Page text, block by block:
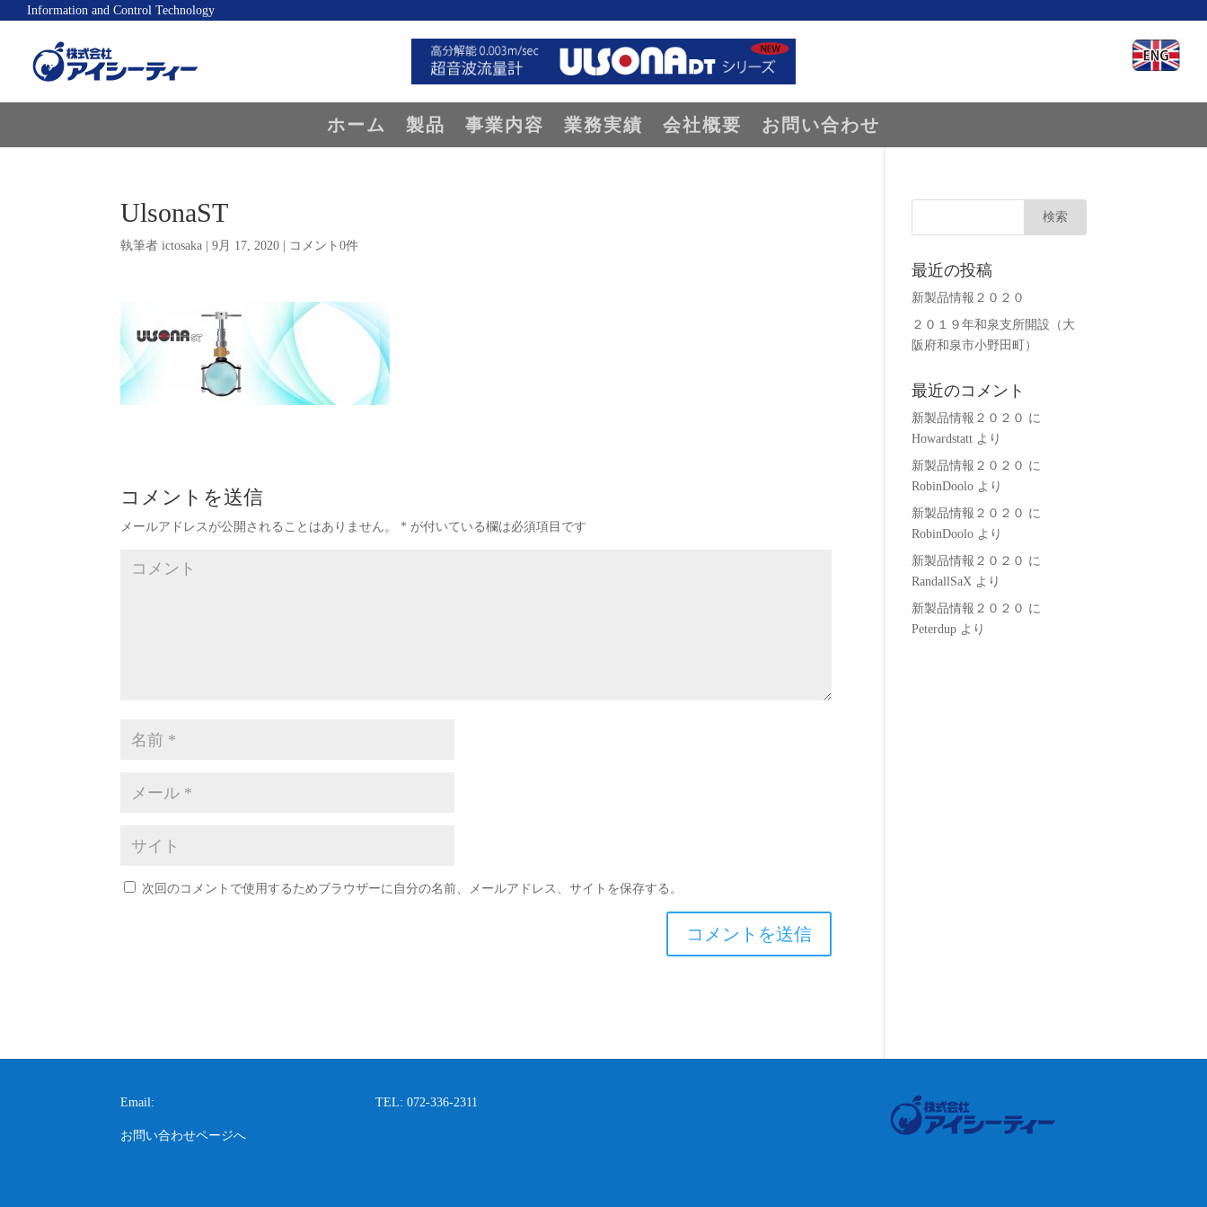
Information and Control Technology
ホーム 製品 事業内容 業務実績 会社概要 お問い合わせ
UlsonaST
執筆者ictosaka |9月 17, 2020 コメント0件
コメントを送信
メールアドレスが公開されることはありません。 * が付いている欄は必須項目です
次回のコメントで使用するためブラウザーに自分の名前、メールアドレス、サイトを保存する。
最近の投稿
新製品情報２０２０
２０１９年和泉支所開設（大
阪府和泉市小野田町）
最近のコメント
新製品情報２０２０ に
Howardstatt より
新製品情報２０２０ に
RobinDoolo より
新製品情報２０２０ に
RobinDoolo より
新製品情報２０２０ に
RandallSaX より
新製品情報２０２０ に
Peterdup より
Email:
お問い合わせページへ
TEL: 072-336-2311